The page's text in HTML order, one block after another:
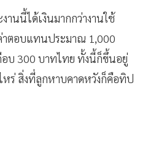
านนี้ได้เงินมากกว่างานใช้
าตอบแทนประมาณ 1,000
อบ 300 บาทไทย ทั้งนี้ก็ขึ้นอยู่
ร่ สิ่งที่ลูกหาบคาดหวังก็คือทิป